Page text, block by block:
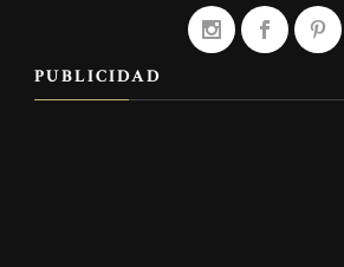
PUBLICIDAD